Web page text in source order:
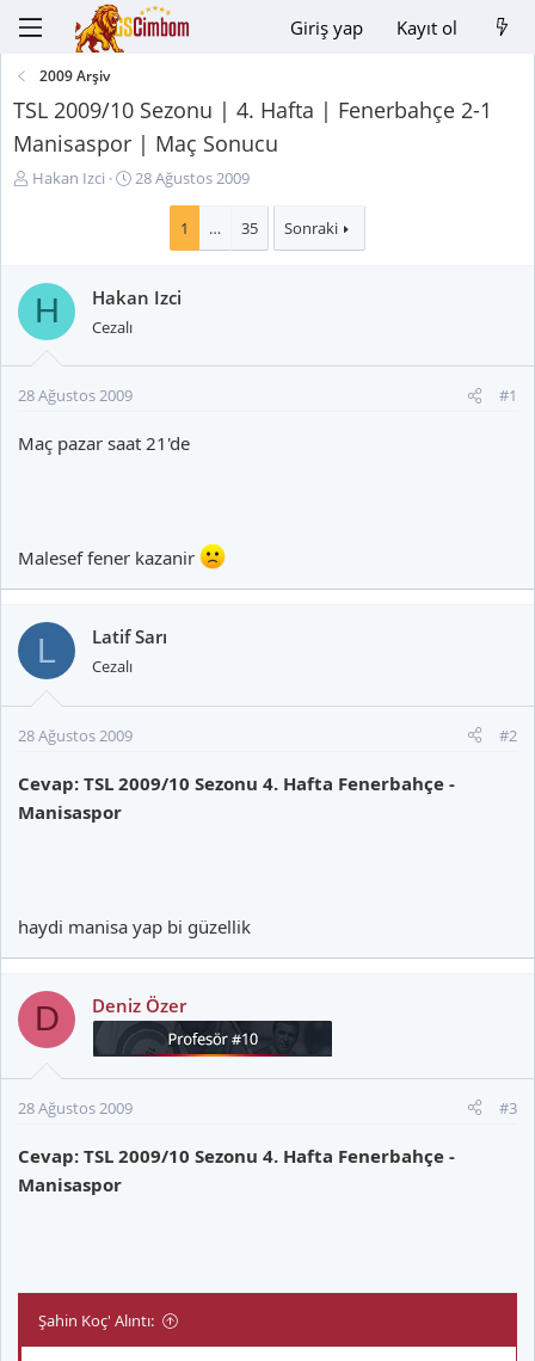
Giriş yap Kayıt ol
2009 Arşiv
TSL 2009/10 Sezonu | 4. Hafta | Fenerbahçe 2-1
Manisaspor | Maç Sonucu
K
u
B
a
l
t
Hakan Izci
B
n
ç
r
28 Ağustos 2009
1 … 35 Sonraki
H Hakan Izci
Cezalı
28 Ağustos 2009 #1
Maç pazar saat 21'de
Malesef fener kazanir
L Latif Sarı
Cezalı
28 Ağustos 2009 #2
Cevap: TSL 2009/10 Sezonu 4. Hafta Fenerbahçe -
Manisaspor
haydi manisa yap bi güzellik
D Deniz Özer
28 Ağustos 2009 #3
Cevap: TSL 2009/10 Sezonu 4. Hafta Fenerbahçe -
Manisaspor
Şahin Koç' Alıntı: